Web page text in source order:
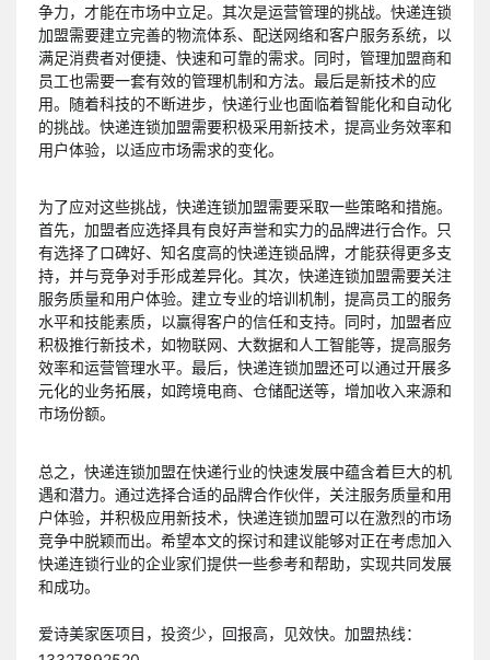
争力，才能在市场中立足。其次是运营管理的挑战。快递连锁
加盟需要建立完善的物流体系、配送网络和客户服务系统，以
满足消费者对便捷、快速和可靠的需求。同时，管理加盟商和
员工也需要一套有效的管理机制和方法。最后是新技术的应
用。随着科技的不断进步，快递行业也面临着智能化和自动化
的挑战。快递连锁加盟需要积极采用新技术，提高业务效率和
用户体验，以适应市场需求的变化。
为了应对这些挑战，快递连锁加盟需要采取一些策略和措施。
首先，加盟者应选择具有良好声誉和实力的品牌进行合作。只
有选择了口碑好、知名度高的快递连锁品牌，才能获得更多支
持，并与竞争对手形成差异化。其次，快递连锁加盟需要关注
服务质量和用户体验。建立专业的培训机制，提高员工的服务
水平和技能素质，以赢得客户的信任和支持。同时，加盟者应
积极推行新技术，如物联网、大数据和人工智能等，提高服务
效率和运营管理水平。最后，快递连锁加盟还可以通过开展多
元化的业务拓展，如跨境电商、仓储配送等，增加收入来源和
市场份额。
总之，快递连锁加盟在快递行业的快速发展中蕴含着巨大的机
遇和潜力。通过选择合适的品牌合作伙伴，关注服务质量和用
户体验，并积极应用新技术，快递连锁加盟可以在激烈的市场
竞争中脱颖而出。希望本文的探讨和建议能够对正在考虑加入
快递连锁行业的企业家们提供一些参考和帮助，实现共同发展
和成功。
爱诗美家医项目，投资少，回报高，见效快。加盟热线：